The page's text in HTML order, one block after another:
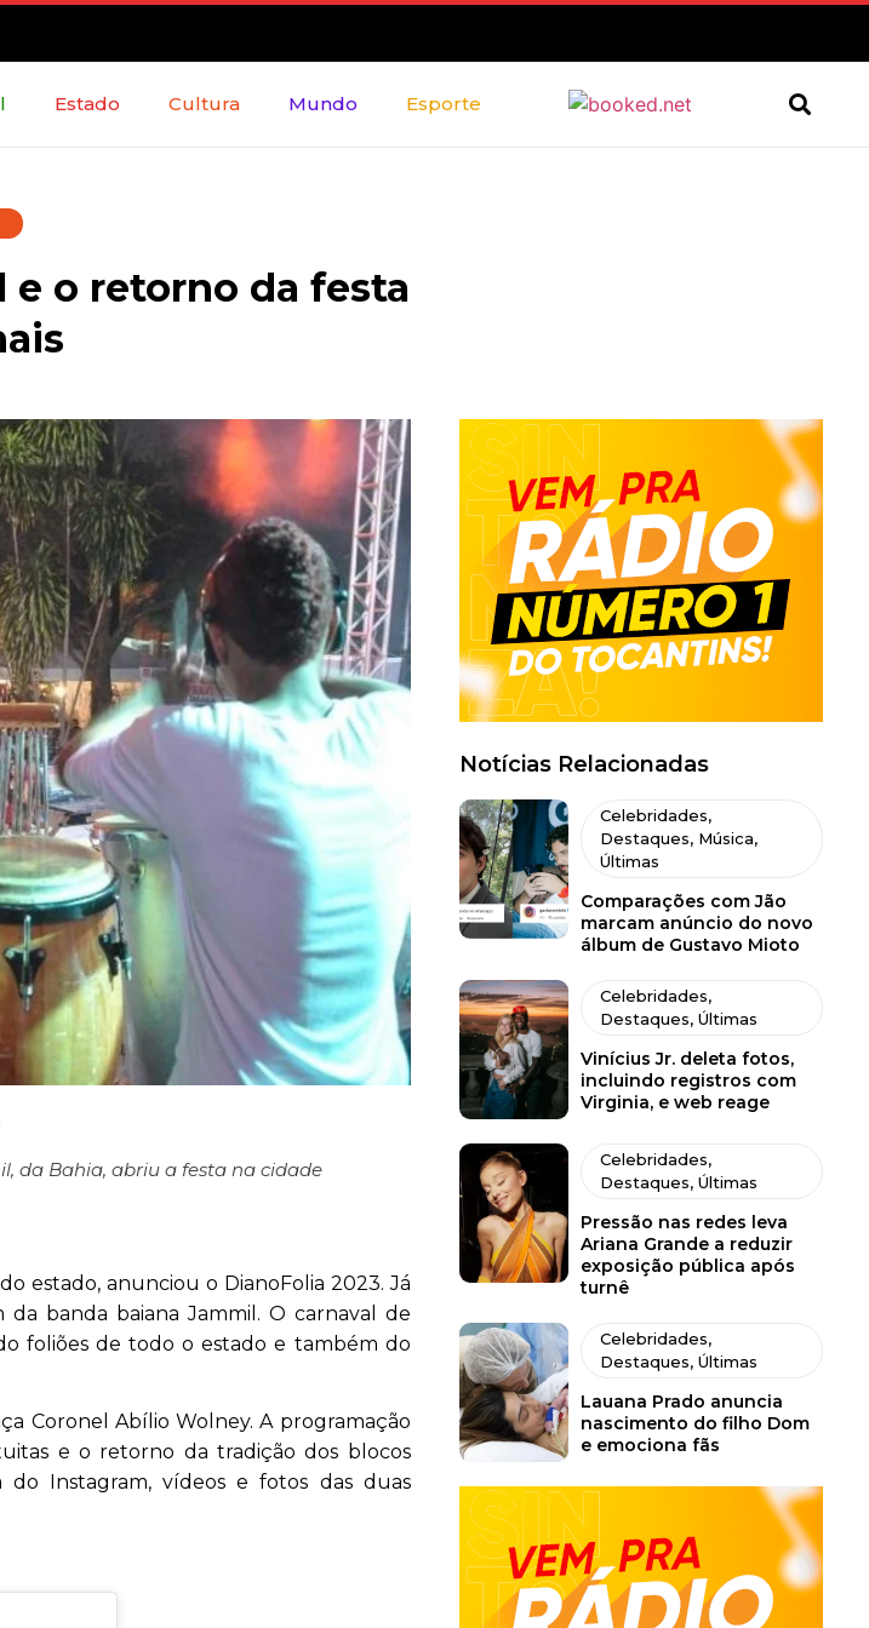
Estado Cultura Mundo Esporte
o retorno da festa
da Bahia, abriu a festa na cidade
estado, anunciou o DianoFolia 2023. Já
da banda baiana Jammil. O carnaval de
foliões de todo o estado e também do
Coronel Abílio Wolney. A programação
e o retorno da tradição dos blocos
do Instagram, vídeos e fotos das duas
Notícias Relacionadas
Celebridades,
Destaques, Música,
Últimas
Comparações com Jão
marcam anúncio do novo
álbum de Gustavo Mioto
Celebridades,
Destaques, Últimas
Vinícius Jr. deleta fotos,
incluindo registros com
Virginia, e web reage
Celebridades,
Destaques, Últimas
Pressão nas redes leva
Ariana Grande a reduzir
exposição pública após
turnê
Celebridades,
Destaques, Últimas
Lauana Prado anuncia
nascimento do filho Dom
e emociona fãs